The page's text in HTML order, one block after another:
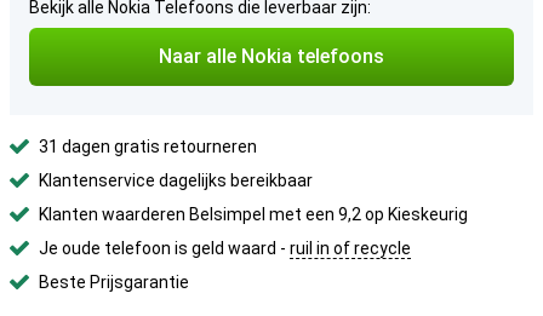
Bekijk alle Nokia Telefoons die leverbaar zijn:
Naar alle Nokia telefoons
31 dagen gratis retourneren
Klantenservice dagelijks bereikbaar
Klanten waarderen Belsimpel met een 9,2 op Kieskeurig
Je oude telefoon is geld waard - ruil in of recycle
Beste Prijsgarantie